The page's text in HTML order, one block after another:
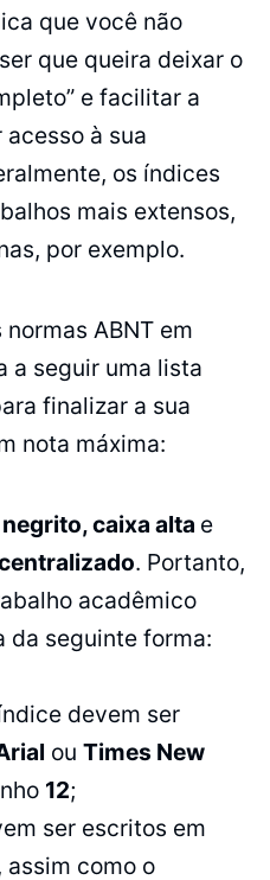
que você não
que queira deixar o
e facilitar a
à sua
os índices
mais extensos,
por exemplo.
ABNT em
a seguir uma lista
finalizar a sua
nota máxima:
negrito, caixa alta e
. Portanto,
acadêmico
da seguinte forma:
devem ser
ouTimes New
12;
ser escritos em
, assim como o